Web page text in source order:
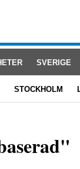
SVERIGE
STOCKHOLM